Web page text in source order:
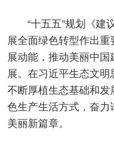
“十五五”规划《建
展全面绿色转型作出
展动能，推动美丽中
展。在习近平生态文
不断厚植生态基础和发
色生产生活方式，奋力
美丽新篇章。